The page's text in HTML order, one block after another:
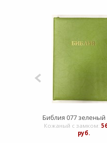
Кожаный с замком:
руб.